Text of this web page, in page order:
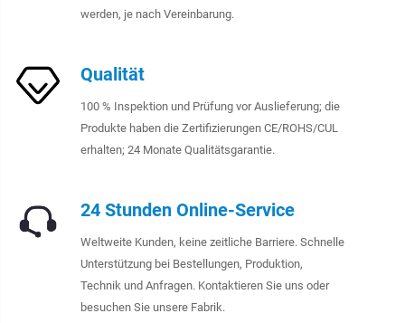
werden, je nach Vereinbarung.
Qualität
100 % Inspektion und Prüfung vor Auslieferung; die
Produkte haben die Zertifizierungen CE/ROHS/CUL
erhalten; 24 Monate Qualitätsgarantie.
24 Stunden Online-Service
Weltweite Kunden, keine zeitliche Barriere. Schnelle
Unterstützung bei Bestellungen, Produktion,
Technik und Anfragen. Kontaktieren Sie uns oder
besuchen Sie unsere Fabrik.